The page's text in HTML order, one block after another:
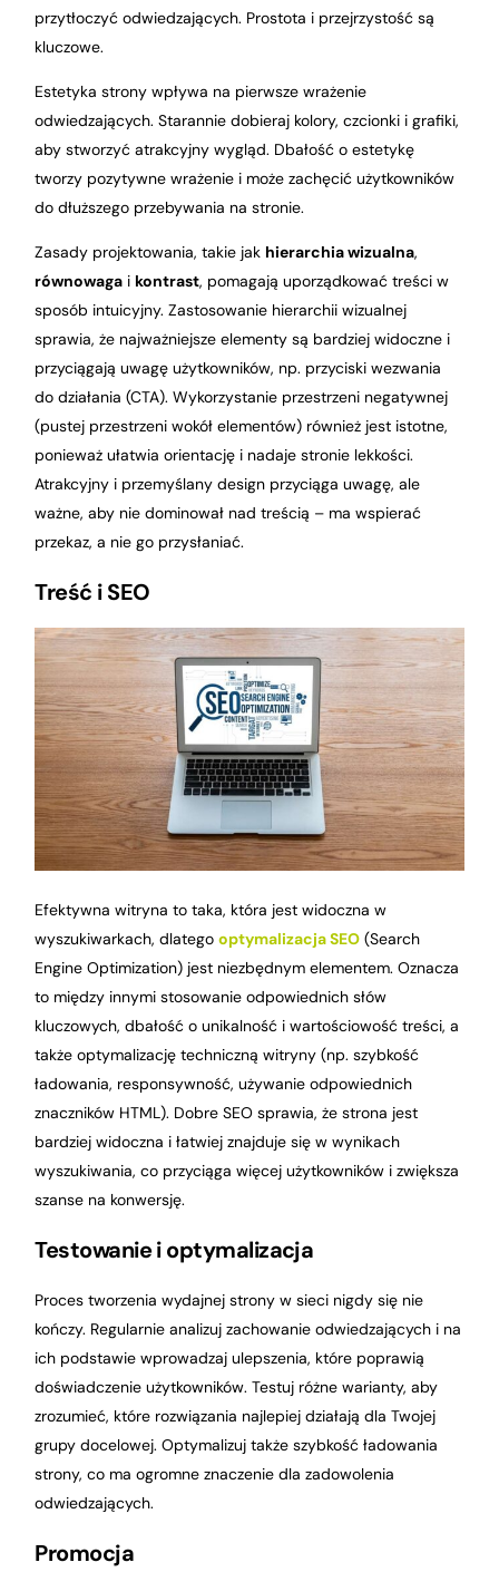
przytłoczyć odwiedzających. Prostota i przejrzystość są
kluczowe.
Estetyka strony wpływa na pierwsze wrażenie
odwiedzających. Starannie dobieraj kolory, czcionki i grafiki,
aby stworzyć atrakcyjny wygląd. Dbałość o estetykę
tworzy pozytywne wrażenie i może zachęcić użytkowników
do dłuższego przebywania na stronie.
Zasady projektowania, takie jak hierarchia wizualna,
równowaga i kontrast, pomagają uporządkować treści w
sposób intuicyjny. Zastosowanie hierarchii wizualnej
sprawia, że najważniejsze elementy są bardziej widoczne i
przyciągają uwagę użytkowników, np. przyciski wezwania
do działania (CTA). Wykorzystanie przestrzeni negatywnej
(pustej przestrzeni wokół elementów) również jest istotne,
ponieważ ułatwia orientację i nadaje stronie lekkości.
Atrakcyjny i przemyślany design przyciąga uwagę, ale
ważne, aby nie dominował nad treścią – ma wspierać
przekaz, a nie go przysłaniać.
Treść i SEO
Efektywna witryna to taka, która jest widoczna w
wyszukiwarkach, dlategooptymalizacja SEO (Search
Engine Optimization) jest niezbędnym elementem. Oznacza
to między innymi stosowanie odpowiednich słów
kluczowych, dbałość o unikalność i wartościowość treści, a
także optymalizację techniczną witryny (np. szybkość
ładowania, responsywność, używanie odpowiednich
znaczników HTML). Dobre SEO sprawia, że strona jest
bardziej widoczna i łatwiej znajduje się w wynikach
wyszukiwania, co przyciąga więcej użytkowników i zwiększa
szanse na konwersję.
Testowanie i optymalizacja
Proces tworzenia wydajnej strony w sieci nigdy się nie
kończy. Regularnie analizuj zachowanie odwiedzających i na
ich podstawie wprowadzaj ulepszenia, które poprawią
doświadczenie użytkowników. Testuj różne warianty, aby
zrozumieć, które rozwiązania najlepiej działają dla Twojej
grupy docelowej. Optymalizuj także szybkość ładowania
strony, co ma ogromne znaczenie dla zadowolenia
odwiedzających.
Promocja